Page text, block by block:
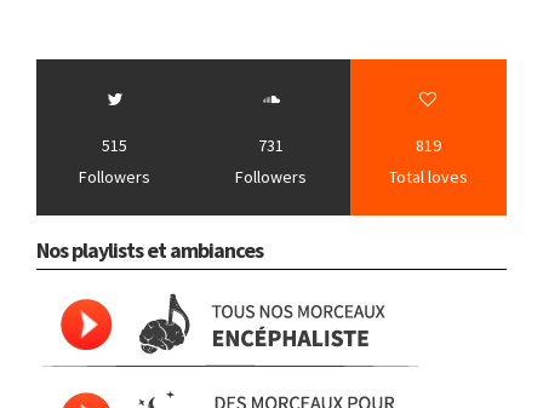
515
Followers
731
Followers
819
Total loves
Nos playlists et ambiances